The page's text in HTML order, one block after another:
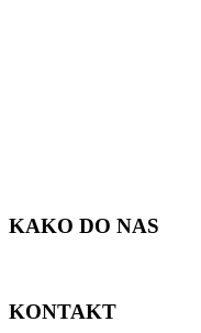
KAKO DO NAS
KONTAKT